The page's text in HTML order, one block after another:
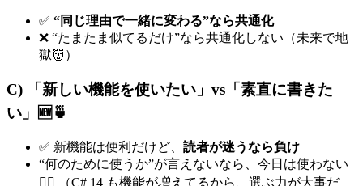
✅ “同じ理由で一緒に変わる”なら共通化
❌ “たまたま似てるだけ”なら共通化しない（未来で地
獄👹）
C) 「新しい機能を使いたい」vs「素直に書きた
い」🆕🍵
✅ 新機能は便利だけど、 読者が迷うなら負け
“何のために使うか”が言えないなら、今日は使わない
🙆‍♀️ （C# 14 も機能が増えてるから、選ぶ力が大事だ